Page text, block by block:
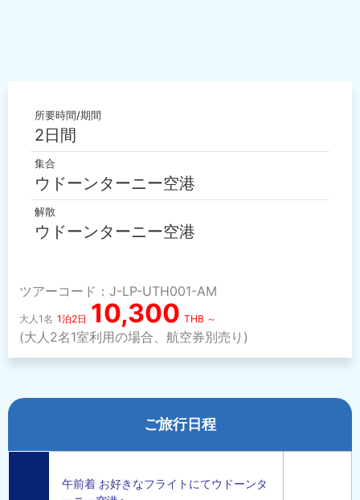
所要時間/期間
2日間
集合
ウドーンターニー空港
解散
ウドーンターニー空港
ツアーコード：J-LP-UTH001-AM
大人1名 1泊2日 10,300 THB ～
(大人2名1室利用の場合、航空券別売り)
ご旅行日程
午前着 お好きなフライトにてウドーンタ